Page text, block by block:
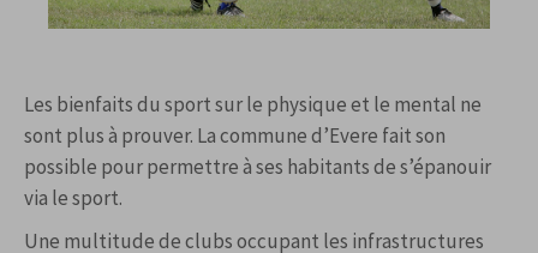
Les bienfaits du sport sur le physique et le mental ne
sont plus à prouver. La commune d’Evere fait son
possible pour permettre à ses habitants de s’épanouir
via le sport.
Une multitude de clubs occupant les infrastructures